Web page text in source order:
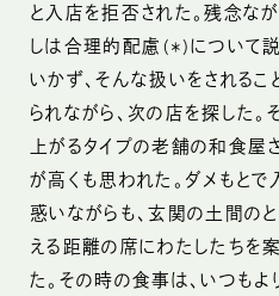
と入店を拒否された。残念な
しは合理的配慮 （＊）について
いかず、そんな扱いをされる
られながら、次の店を探した
上がるタイプの老舗の和食屋
が高くも思われた。ダメもと
惑いながらも、玄関の土間の
える距離の席にわたしたちを
た。その時の食事は、いつもよ